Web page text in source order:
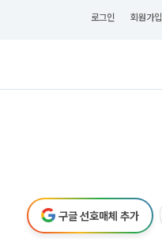
로그인 회원가입
구글 선호매체 추가